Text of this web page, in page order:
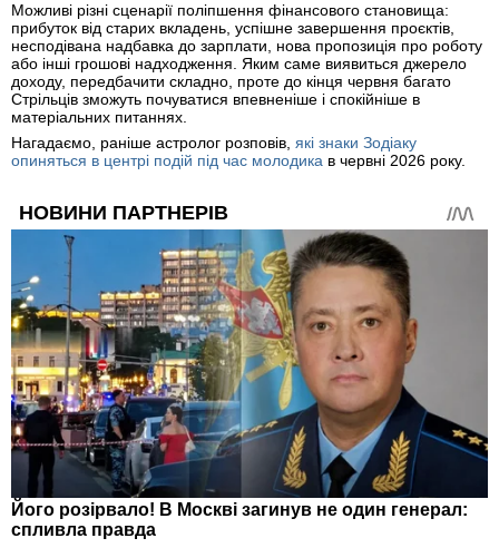
Можливі різні сценарії поліпшення фінансового становища:
прибуток від старих вкладень, успішне завершення проєктів,
несподівана надбавка до зарплати, нова пропозиція про роботу
або інші грошові надходження. Яким саме виявиться джерело
доходу, передбачити складно, проте до кінця червня багато
Стрільців зможуть почуватися впевненіше і спокійніше в
матеріальних питаннях.
Нагадаємо, раніше астролог розповів, які знаки Зодіаку
опиняться в центрі подій під час молодика в червні 2026 року.